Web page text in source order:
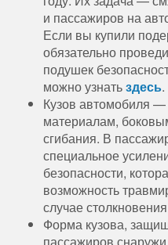
и пассажиров на
Если вы купили
обязательно
подушек
можно узнатьздесь.
Кузов автомобиля —
материалам,
сгибания. В
специальное
безопасности,
возможность
случае
Форма кузова,